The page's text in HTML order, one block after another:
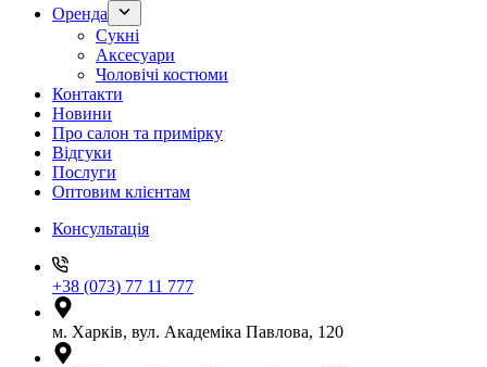
Оренда
Сукні
Аксесуари
Чоловічі костюми
Контакти
Новини
Про салон та примірку
Відгуки
Послуги
Оптовим клієнтам
Консультація
+38 (073) 77 11 777
м. Харків, вул. Академіка Павлова, 120